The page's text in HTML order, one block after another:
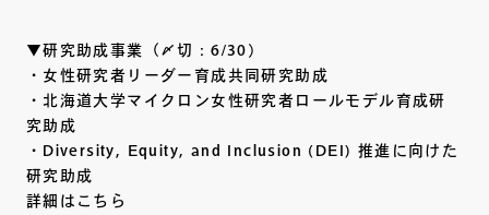
▼研究助成事業（〆切：6/30）
・女性研究者リーダー育成共同研究助成
・北海道大学マイクロン女性研究者ロールモデル育成研
究助成
・Diversity, Equity, and Inclusion (DEI) 推進に向けた
研究助成
詳細はこちら